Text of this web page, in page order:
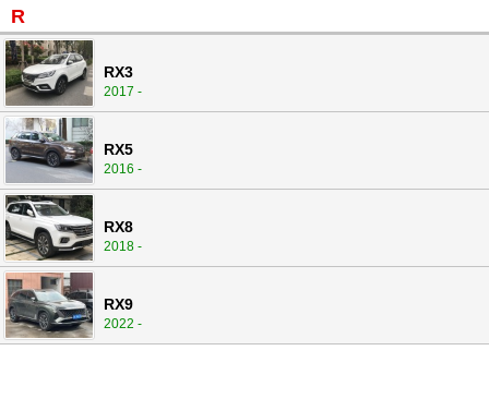
R
RX3
2017 -
RX5
2016 -
RX8
2018 -
RX9
2022 -